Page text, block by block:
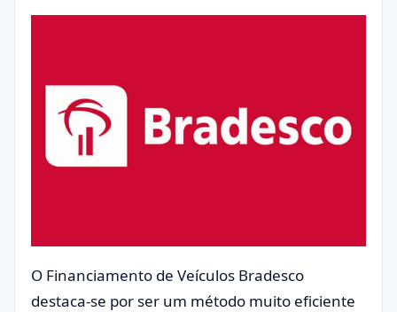
O Financiamento de Veículos Bradesco
destaca-se por ser um método muito eficiente